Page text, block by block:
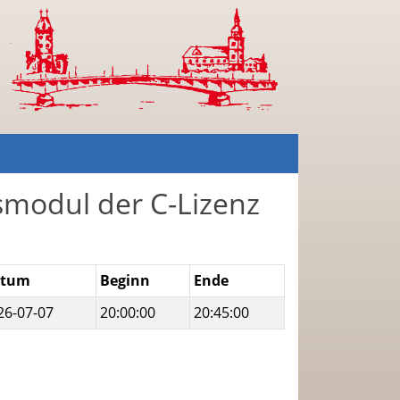
der C-Lizenz
Beginn
Ende
07-07
20:00:00 20:45:00